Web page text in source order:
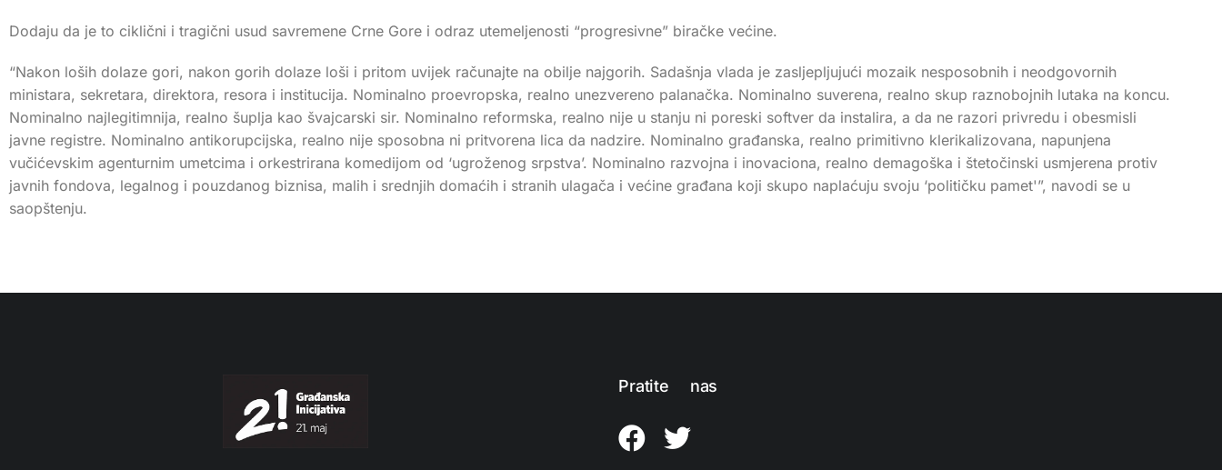
Dodaju da je to ciklični i tragični usud savremene Crne Gore i odraz utemeljenosti “progresivne” biračke većine.
“Nakon loših dolaze gori, nakon gorih dolaze loši i pritom uvijek računajte na obilje najgorih. Sadašnja vlada je zasljepljujući mozaik nesposobnih i neodgovornih
ministara, sekretara, direktora, resora i institucija. Nominalno proevropska, realno unezvereno palanačka. Nominalno suverena, realno skup raznobojnih lutaka na koncu.
Nominalno najlegitimnija, realno šuplja kao švajcarski sir. Nominalno reformska, realno nije u stanju ni poreski softver da instalira, a da ne razori privredu i obesmisli
javne registre. Nominalno antikorupcijska, realno nije sposobna ni pritvorena lica da nadzire. Nominalno građanska, realno primitivno klerikalizovana, napunjena
vučićevskim agenturnim umetcima i orkestrirana komedijom od ‘ugroženog srpstva’. Nominalno razvojna i inovaciona, realno demagoška i štetočinski usmjerena protiv
javnih fondova, legalnog i pouzdanog biznisa, malih i srednjih domaćih i stranih ulagača i većine građana koji skupo naplaćuju svoju ‘političku pamet'”, navodi se u
saopštenju.
Pratite nas